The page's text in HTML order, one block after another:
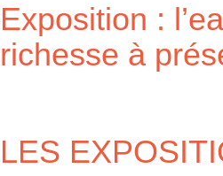
Exposition :
richesse à
LES